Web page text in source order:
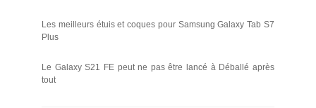
Les meilleurs étuis et coques pour Samsung Galaxy Tab S7
Plus
Le Galaxy S21 FE peut ne pas être lancé à Déballé après
tout